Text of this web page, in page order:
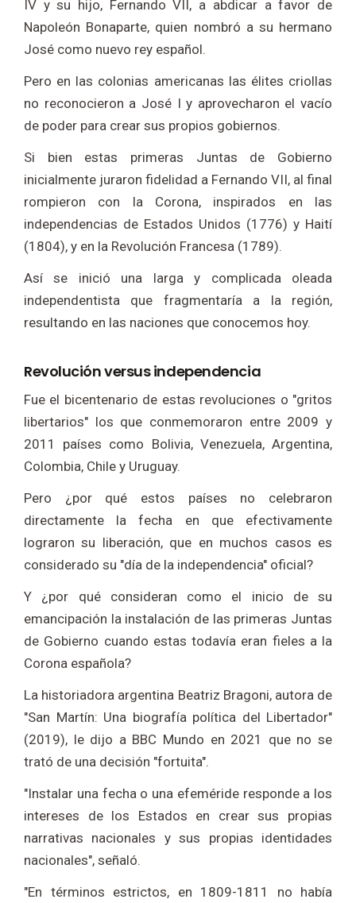
IV y su hijo, Fernando VII, a abdicar a favor de
Napoleón Bonaparte, quien nombró a su hermano
José como nuevo rey español.
Pero en las colonias americanas las élites criollas
no reconocieron a José I y aprovecharon el vacío
de poder para crear sus propios gobiernos.
Si bien estas primeras Juntas de Gobierno
inicialmente juraron fidelidad a Fernando VII, al final
rompieron con la Corona, inspirados en las
independencias de Estados Unidos (1776) y Haití
(1804), y en la Revolución Francesa (1789).
Así se inició una larga y complicada oleada
independentista que fragmentaría a la región,
resultando en las naciones que conocemos hoy.
Revolución versus independencia
Fue el bicentenario de estas revoluciones o "gritos
libertarios" los que conmemoraron entre 2009 y
2011 países como Bolivia, Venezuela, Argentina,
Colombia, Chile y Uruguay.
Pero ¿por qué estos países no celebraron
directamente la fecha en que efectivamente
lograron su liberación, que en muchos casos es
considerado su "día de la independencia" oficial?
Y ¿por qué consideran como el inicio de su
emancipación la instalación de las primeras Juntas
de Gobierno cuando estas todavía eran fieles a la
Corona española?
La historiadora argentina Beatriz Bragoni, autora de
"San Martín: Una biografía política del Libertador"
(2019), le dijo a BBC Mundo en 2021 que no se
trató de una decisión "fortuita".
"Instalar una fecha o una efeméride responde a los
intereses de los Estados en crear sus propias
narrativas nacionales y sus propias identidades
nacionales", señaló.
"En términos estrictos, en 1809-1811 no había